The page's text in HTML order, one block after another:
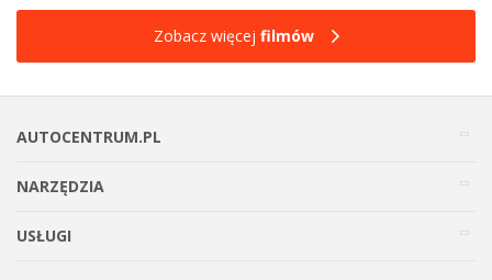
Zobacz więcej filmów
AUTOCENTRUM.PL
NARZĘDZIA
USŁUGI